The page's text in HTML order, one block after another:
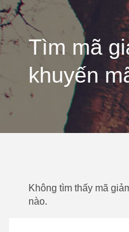
Tìm mã
khuyến
Không tìm thấy mã
nào.